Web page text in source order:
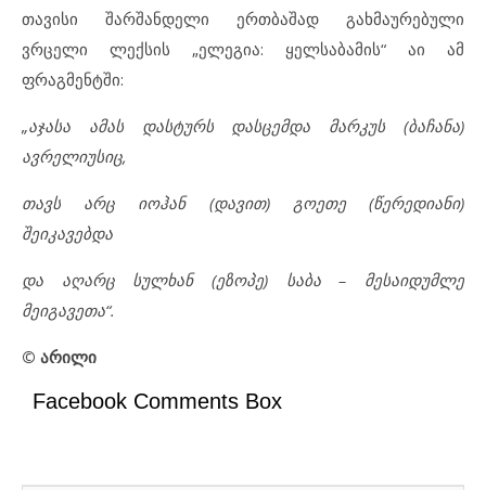
თავისი შარშანდელი ერთბაშად გახმაურებული
ვრცელი ლექსის „ელეგია: ყელსაბამის“ აი ამ
ფრაგმენტში:
„აჯასა ამას დასტურს დასცემდა მარკუს (ბაჩანა)
ავრელიუსიც,
თავს არც იოჰან (დავით) გოეთე (წერედიანი)
შეიკავებდა
და აღარც სულხან (ეზოპე) საბა – მესაიდუმლე
მეიგავეთა“.
© არილი
Facebook Comments Box